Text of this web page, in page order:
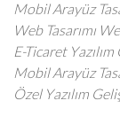
Mobil Arayüz
Web Tasarımı
E-Ticaret
Mobil Arayüz
Özel Yazılım